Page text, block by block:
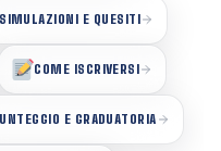
SIMULAZIONI E QUESITI
COME ISCRIVERSI
E GRADUATORIA